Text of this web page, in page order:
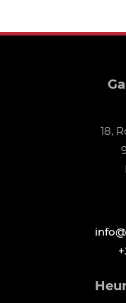
18,